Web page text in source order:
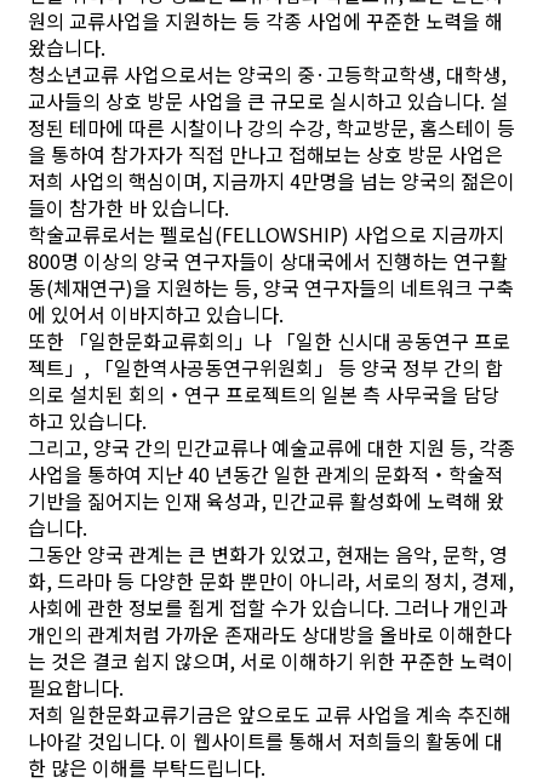
원의 교류사업을 지원하는 등 각종 사업에 꾸준한 노력을 해
왔습니다.
청소년교류 사업으로서는 양국의 중·고등학교학생, 대학생,
교사들의 상호 방문 사업을 큰 규모로 실시하고 있습니다. 설
정된 테마에 따른 시찰이나 강의 수강, 학교방문, 홈스테이 등
을 통하여 참가자가 직접 만나고 접해보는 상호 방문 사업은
저희 사업의 핵심이며, 지금까지 4만명을 넘는 양국의 젊은이
들이 참가한 바 있습니다.
학술교류로서는 펠로십(FELLOWSHIP) 사업으로 지금까지
800명 이상의 양국 연구자들이 상대국에서 진행하는 연구활
동(체재연구)을 지원하는 등, 양국 연구자들의 네트워크 구축
에 있어서 이바지하고 있습니다.
또한 「일한문화교류회의」나 「일한 신시대 공동연구 프로
젝트」, 「일한역사공동연구위원회」 등 양국 정부 간의 합
의로 설치된 회의・연구 프로젝트의 일본 측 사무국을 담당
하고 있습니다.
그리고, 양국 간의 민간교류나 예술교류에 대한 지원 등, 각종
사업을 통하여 지난 40 년동간 일한 관계의 문화적・학술적
기반을 짊어지는 인재 육성과, 민간교류 활성화에 노력해 왔
습니다.
그동안 양국 관계는 큰 변화가 있었고, 현재는 음악, 문학, 영
화, 드라마 등 다양한 문화 뿐만이 아니라, 서로의 정치, 경제,
사회에 관한 정보를 쥡게 접할 수가 있습니다. 그러나 개인과
개인의 관계처럼 가까운 존재라도 상대방을 올바로 이해한다
는 것은 결코 쉽지 않으며, 서로 이해하기 위한 꾸준한 노력이
필요합니다.
저희 일한문화교류기금은 앞으로도 교류 사업을 계속 추진해
나아갈 것입니다. 이 웹사이트를 통해서 저희들의 활동에 대
한 많은 이해를 부탁드립니다.